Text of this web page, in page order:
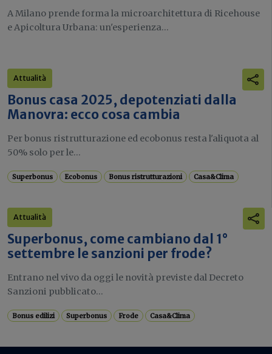
A Milano prende forma la microarchitettura di Ricehouse
e Apicoltura Urbana: un'esperienza...
Attualità
Bonus casa 2025, depotenziati dalla
Manovra: ecco cosa cambia
Per bonus ristrutturazione ed ecobonus resta l'aliquota al
50% solo per le...
Superbonus Ecobonus Bonus ristrutturazioni Casa&Clima
Attualità
Superbonus, come cambiano dal 1°
settembre le sanzioni per frode?
Entrano nel vivo da oggi le novità previste dal Decreto
Sanzioni pubblicato...
Bonus edilizi Superbonus Frode Casa&Clima